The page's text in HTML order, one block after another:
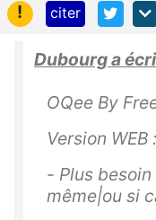
!
citer
Dubourg a
OQee By
Version WEB :
- Plus
même|ou si